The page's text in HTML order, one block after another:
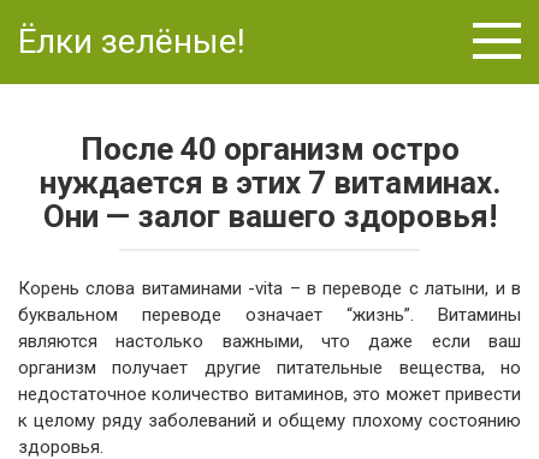
Ёлки зелёные!
После 40 организм остро
нуждается в этих 7 витаминах.
Они — залог вашего здоровья!
Корень слова витаминами -vita – в переводе с латыни, и в
буквальном переводе означает “жизнь”. Витамины
являются настолько важными, что даже если ваш
организм получает другие питательные вещества, но
недостаточное количество витаминов, это может привести
к целому ряду заболеваний и общему плохому состоянию
здоровья.